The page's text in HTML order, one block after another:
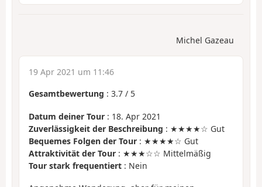
Michel Gazeau
19 Apr 2021 um 11:46
Gesamtbewertung : 3.7 / 5
Datum deiner Tour : 18. Apr 2021
Zuverlässigkeit der Beschreibung : ★★★★☆ Gut
Bequemes Folgen der Tour : ★★★★☆ Gut
Attraktivität der Tour : ★★★☆☆ Mittelmäßig
Tour stark frequentiert : Nein